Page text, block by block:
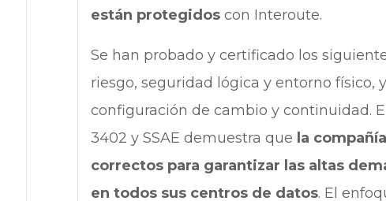
están protegidoscon Interoute.
Se han probado y certificado los
riesgo, seguridad lógica y entorno físico,
configuración de cambio y continuidad.
3402 y SSAE demuestra que la
correctos para garantizar las altas
en todos sus centros de datos. El